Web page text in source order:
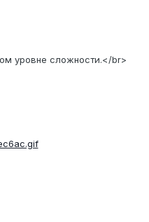
уровне сложности.</br>